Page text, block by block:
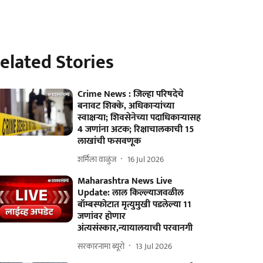
Stories
Crime News : जिल्हा परिषदेचे
बनावट शिक्के, अधिकाऱ्यांच्या
स्वाक्षऱ्या; शिवसेनेच्या पदाधिकाऱ्यासह
4 जणांना अटक; रिक्षाचालकाची 15
लाखांची फसवणूक
शर्मिला वाळुंज 16 Jul 2026
Maharashtra News Live
Update: लाल किल्ल्याजवळील
बॉम्बस्फोटात मृत्युमुखी पडलेल्या 11
जणांवर होणार
अंत्यसंस्कार,न्यायालयाची परवानगी
सरकारनामा ब्यूरो 13 Jul 2026